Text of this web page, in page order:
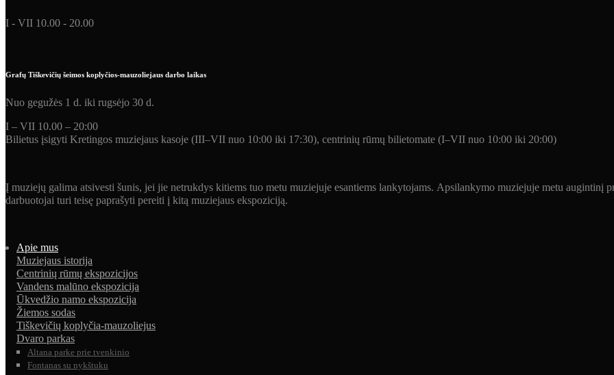
I - VII 10.00 - 20.00
Grafų Tiškevičių šeimos koplyčios-mauzoliejaus darbo laikas
Nuo gegužės 1 d. iki rugsėjo 30 d.
I – VII 10.00 – 20:00
Bilietus įsigyti Kretingos muziejaus kasoje (III–VII nuo 10:00 iki 17:30), centrinių rūmų bilietomate (I–VII nuo 10:00 iki 20:00)
Į muziejų galima atsivesti šunis, jei jie netrukdys kitiems tuo metu muziejuje esantiems lankytojams. Apsilankymo muziejuje metu augintinį
darbuotojai turi teisę paprašyti pereiti į kitą muziejaus ekspoziciją.
Apie mus
Muziejaus istorija
Centrinių rūmų ekspozicijos
Vandens malūno ekspozicija
Ūkvedžio namo ekspozicija
Žiemos sodas
Tiškevičių koplyčia-mauzoliejus
Dvaro parkas
Altana parke prie tvenkinio
Fontanas su nykštuku